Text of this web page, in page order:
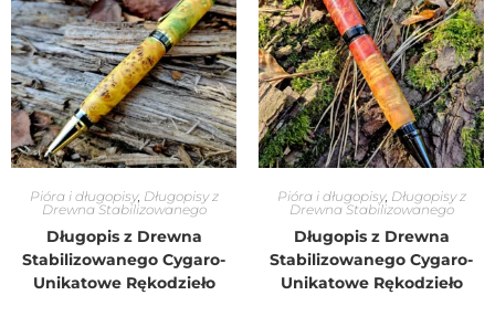
Pióra i długopisy, Długopisy z
Drewna Stabilizowanego
Długopis z Drewna
Stabilizowanego Cygaro-
Unikatowe Rękodzieło
Pióra i długopisy, Długopisy z
Drewna Stabilizowanego
Długopis z Drewna
Stabilizowanego Cygaro-
Unikatowe Rękodzieło